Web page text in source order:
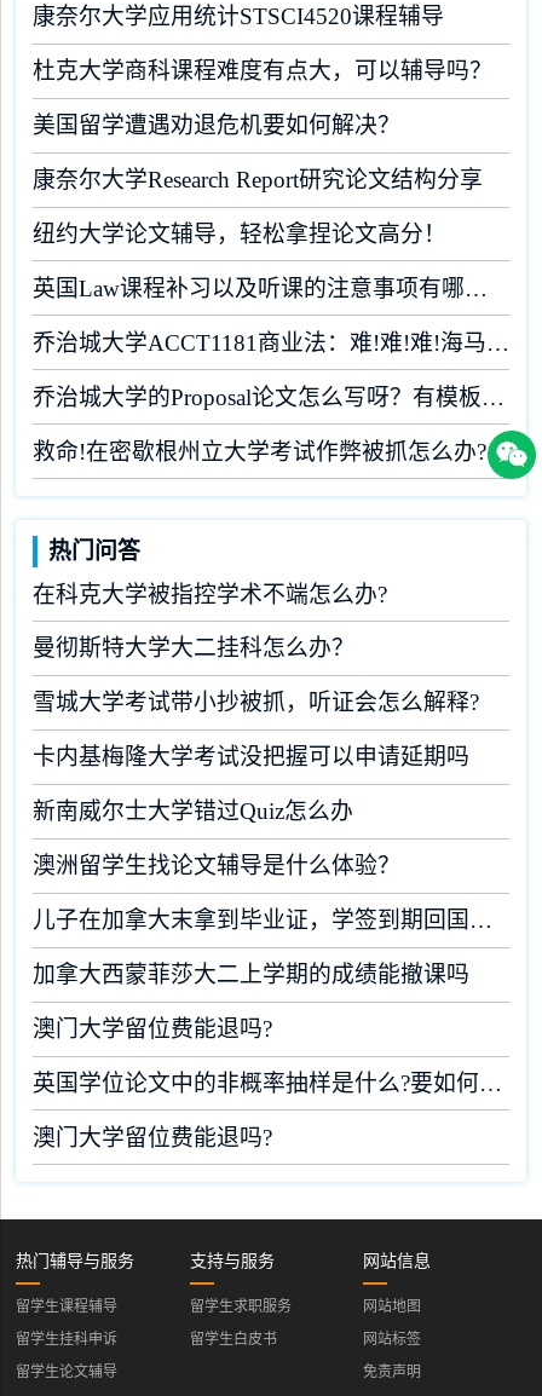
康奈尔大学应用统计STSCI4520课程辅导
杜克大学商科课程难度有点大，可以辅导吗？
美国留学遭遇劝退危机要如何解决？
康奈尔大学Research Report研究论文结构分享
纽约大学论文辅导，轻松拿捏论文高分！
英国Law课程补习以及听课的注意事项有哪些？
乔治城大学ACCT1181商业法：难!难!难!海马课堂助你闯关
乔治城大学的Proposal论文怎么写呀？有模板吗？
救命!在密歇根州立大学考试作弊被抓怎么办?
热门问答
在科克大学被指控学术不端怎么办?
曼彻斯特大学大二挂科怎么办？
雪城大学考试带小抄被抓，听证会怎么解释?
卡内基梅隆大学考试没把握可以申请延期吗
新南威尔士大学错过Quiz怎么办
澳洲留学生找论文辅导是什么体验？
儿子在加拿大末拿到毕业证，学签到期回国了有办法补救吗
加拿大西蒙菲莎大二上学期的成绩能撤课吗
澳门大学留位费能退吗?
英国学位论文中的非概率抽样是什么?要如何完成?
澳门大学留位费能退吗?
热门辅导与服务
留学生课程辅导
留学生挂科申诉
留学生论文辅导
支持与服务
留学生求职服务
留学生白皮书
网站信息
网站地图
网站标签
免责声明